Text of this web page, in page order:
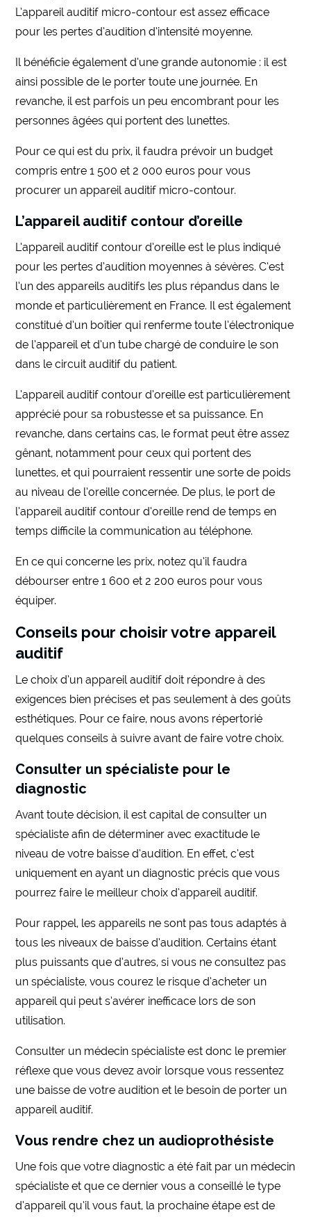
L’appareil auditif micro-contour est assez efficace
pour les pertes d’audition d’intensité moyenne.
Il bénéficie également d’une grande autonomie : il est
ainsi possible de le porter toute une journée. En
revanche, il est parfois un peu encombrant pour les
personnes âgées qui portent des lunettes.
Pour ce qui est du prix, il faudra prévoir un budget
compris entre 1 500 et 2 000 euros pour vous
procurer un appareil auditif micro-contour.
L’appareil auditif contour d’oreille
L’appareil auditif contour d’oreille est le plus indiqué
pour les pertes d’audition moyennes à sévères. C’est
l’un des appareils auditifs les plus répandus dans le
monde et particulièrement en France. Il est également
constitué d’un boîtier qui renferme toute l’électronique
de l’appareil et d’un tube chargé de conduire le son
dans le circuit auditif du patient.
L’appareil auditif contour d’oreille est particulièrement
apprécié pour sa robustesse et sa puissance. En
revanche, dans certains cas, le format peut être assez
gênant, notamment pour ceux qui portent des
lunettes, et qui pourraient ressentir une sorte de poids
au niveau de l’oreille concernée. De plus, le port de
l’appareil auditif contour d’oreille rend de temps en
temps difficile la communication au téléphone.
En ce qui concerne les prix, notez qu’il faudra
débourser entre 1 600 et 2 200 euros pour vous
équiper.
Conseils pour choisir votre appareil
auditif
Le choix d’un appareil auditif doit répondre à des
exigences bien précises et pas seulement à des goûts
esthétiques. Pour ce faire, nous avons répertorié
quelques conseils à suivre avant de faire votre choix.
Consulter un spécialiste pour le
diagnostic
Avant toute décision, il est capital de consulter un
spécialiste afin de déterminer avec exactitude le
niveau de votre baisse d’audition. En effet, c’est
uniquement en ayant un diagnostic précis que vous
pourrez faire le meilleur choix d’appareil auditif.
Pour rappel, les appareils ne sont pas tous adaptés à
tous les niveaux de baisse d’audition. Certains étant
plus puissants que d’autres, si vous ne consultez pas
un spécialiste, vous courez le risque d’acheter un
appareil qui peut s’avérer inefficace lors de son
utilisation.
Consulter un médecin spécialiste est donc le premier
réflexe que vous devez avoir lorsque vous ressentez
une baisse de votre audition et le besoin de porter un
appareil auditif.
Vous rendre chez un audioprothésiste
Une fois que votre diagnostic a été fait par un médecin
spécialiste et que ce dernier vous a conseillé le type
d’appareil qu’il vous faut, la prochaine étape est de